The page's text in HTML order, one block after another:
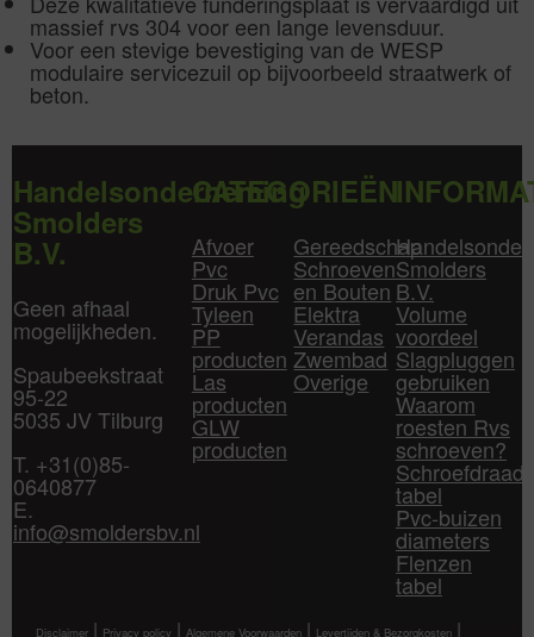
massief rvs 304 voor een lange levensduur.
Voor een stevige bevestiging van de WESP
modulaire servicezuil op bijvoorbeeld straatwerk of
beton.
Handelsonderneming
Smolders
B.V.
Geen afhaal
mogelijkheden.
Spaubeekstraat
95-22
5035 JV Tilburg
T. +31(0)85-
0640877
E.
info@smoldersbv.nl
CATEGORIEËN
Afvoer
Pvc
Druk Pvc
Tyleen
PP
producten
Las
producten
GLW
producten
Gereedschap
Schroeven
en Bouten
Elektra
Verandas
Zwembad
Overige
Smolders
B.V.
Volume
voordeel
Slagpluggen
gebruiken
Waarom
roesten Rvs
schroeven?
Schroefdraad
tabel
Pvc-buizen
diameters
Flenzen
tabel
Disclaimer | Privacy policy | Algemene Voorwaarden | Levertijden & Bezorgkosten |